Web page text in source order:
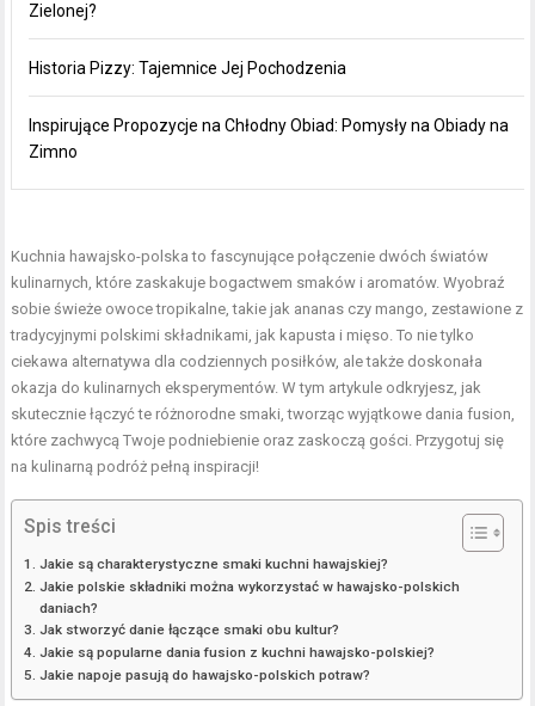
Zielonej?
Historia Pizzy: Tajemnice Jej Pochodzenia
Inspirujące Propozycje na Chłodny Obiad: Pomysły na Obiady na
Zimno
Kuchnia hawajsko-polska to fascynujące połączenie dwóch światów
kulinarnych, które zaskakuje bogactwem smaków i aromatów. Wyobraź
sobie świeże owoce tropikalne, takie jak ananas czy mango, zestawione z
tradycyjnymi polskimi składnikami, jak kapusta i mięso. To nie tylko
ciekawa alternatywa dla codziennych posiłków, ale także doskonała
okazja do kulinarnych eksperymentów. W tym artykule odkryjesz, jak
skutecznie łączyć te różnorodne smaki, tworząc wyjątkowe dania fusion,
które zachwycą Twoje podniebienie oraz zaskoczą gości. Przygotuj się
na kulinarną podróż pełną inspiracji!
Spis treści
Jakie są charakterystyczne smaki kuchni hawajskiej?
Jakie polskie składniki można wykorzystać w hawajsko-polskich
daniach?
Jak stworzyć danie łączące smaki obu kultur?
Jakie są popularne dania fusion z kuchni hawajsko-polskiej?
Jakie napoje pasują do hawajsko-polskich potraw?